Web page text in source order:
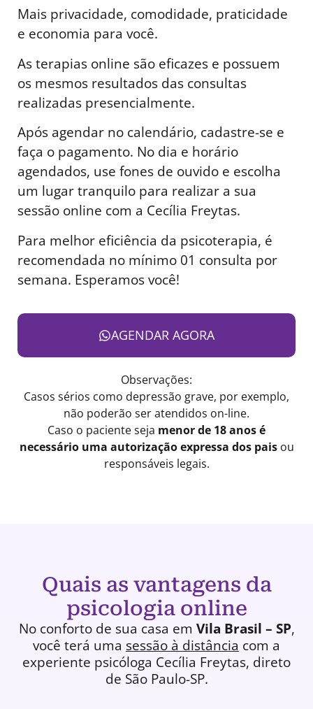
Mais privacidade, comodidade, praticidade
e economia para você.
As terapias online são eficazes e possuem
os mesmos resultados das consultas
realizadas presencialmente.
Após agendar no calendário, cadastre-se e
faça o pagamento. No dia e horário
agendados, use fones de ouvido e escolha
um lugar tranquilo para realizar a sua
sessão online com a Cecília Freytas.
Para melhor eficiência da psicoterapia, é
recomendada no mínimo 01 consulta por
semana. Esperamos você!
AGENDAR AGORA
Observações:
Casos sérios como depressão grave, por exemplo,
não poderão ser atendidos on-line.
Caso o paciente seja menor de 18 anos é
necessário uma autorização expressa dos paisou
responsáveis legais.
Quais as vantagens da
psicologia online
No conforto de sua casa em Vila Brasil – SP,
você terá uma sessão à distância com a
experiente psicóloga Cecília Freytas, direto
de São Paulo-SP.